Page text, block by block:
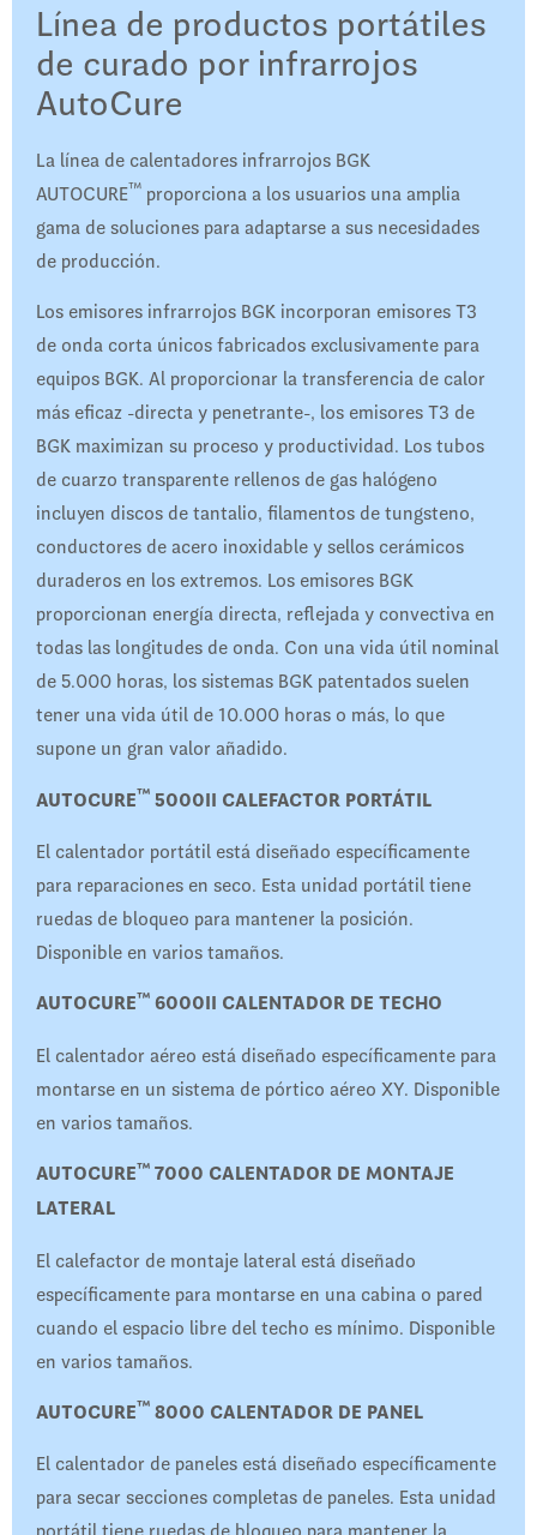
Línea de productos portátiles
de curado por infrarrojos
AutoCure
La línea de calentadores infrarrojos BGK
AUTOCURE™ proporciona a los usuarios una amplia
gama de soluciones para adaptarse a sus necesidades
de producción.
Los emisores infrarrojos BGK incorporan emisores T3
de onda corta únicos fabricados exclusivamente para
equipos BGK. Al proporcionar la transferencia de calor
más eficaz -directa y penetrante-, los emisores T3 de
BGK maximizan su proceso y productividad. Los tubos
de cuarzo transparente rellenos de gas halógeno
incluyen discos de tantalio, filamentos de tungsteno,
conductores de acero inoxidable y sellos cerámicos
duraderos en los extremos. Los emisores BGK
proporcionan energía directa, reflejada y convectiva en
todas las longitudes de onda. Con una vida útil nominal
de 5.000 horas, los sistemas BGK patentados suelen
tener una vida útil de 10.000 horas o más, lo que
supone un gran valor añadido.
AUTOCURE™ 5000II CALEFACTOR PORTÁTIL
El calentador portátil está diseñado específicamente
para reparaciones en seco. Esta unidad portátil tiene
ruedas de bloqueo para mantener la posición.
Disponible en varios tamaños.
AUTOCURE™ 6000II CALENTADOR DE TECHO
El calentador aéreo está diseñado específicamente para
montarse en un sistema de pórtico aéreo XY. Disponible
en varios tamaños.
AUTOCURE™ 7000 CALENTADOR DE MONTAJE
LATERAL
El calefactor de montaje lateral está diseñado
específicamente para montarse en una cabina o pared
cuando el espacio libre del techo es mínimo. Disponible
en varios tamaños.
AUTOCURE™ 8000 CALENTADOR DE PANEL
El calentador de paneles está diseñado específicamente
para secar secciones completas de paneles. Esta unidad